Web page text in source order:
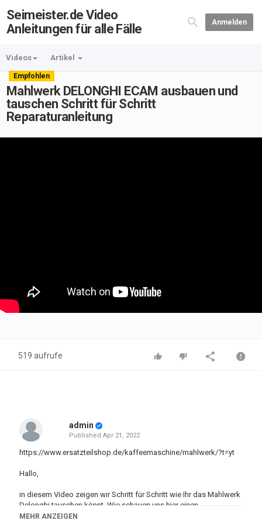
Seimeister.de Video
Anleitungen für alle Fälle
Anmelden
Videos Artikel
Empfohlen
Mahlwerk DELONGHI ECAM ausbauen und
tauschen Schritt für Schritt
Reparaturanleitung
519 aufrufe
admin
Published Apr 21, 2022
https://www.ersatzteilshop.de/kaffeemaschine/mahlwerk/?t=yt
Hallo,
in diesem Video zeigen wir Schritt für Schritt wie Ihr das Mahlwerk
Delonghi tauschen könnt. Wie schauen uns hier einen
Kaffeeautomaten der DELONGHI ECAM Serie an. Wir öffnen
MEHR ANZEIGEN